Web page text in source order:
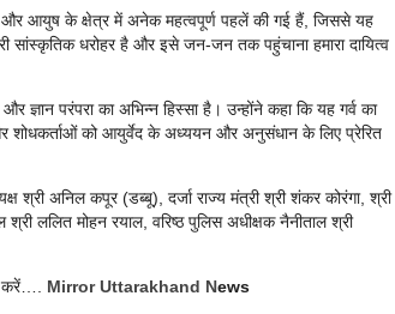
और आयुष के क्षेत्र में अनेक महत्वपूर्ण पहलें की गई हैं, जिससे यह
सांस्कृतिक धरोहर है और इसे जन-जन तक पहुंचाना हमारा दायित्व
ज्ञान परंपरा का अभिन्न हिस्सा है। उन्होंने कहा कि यह गर्व का
शोधकर्ताओं को आयुर्वेद के अध्ययन और अनुसंधान के लिए प्रेरित
श्री अनिल कपूर (डब्बू), दर्जा राज्य मंत्री श्री शंकर कोरंगा, श्री
ललित मोहन रयाल, वरिष्ठ पुलिस अधीक्षक नैनीताल श्री
करें…. Mirror Uttarakhand News